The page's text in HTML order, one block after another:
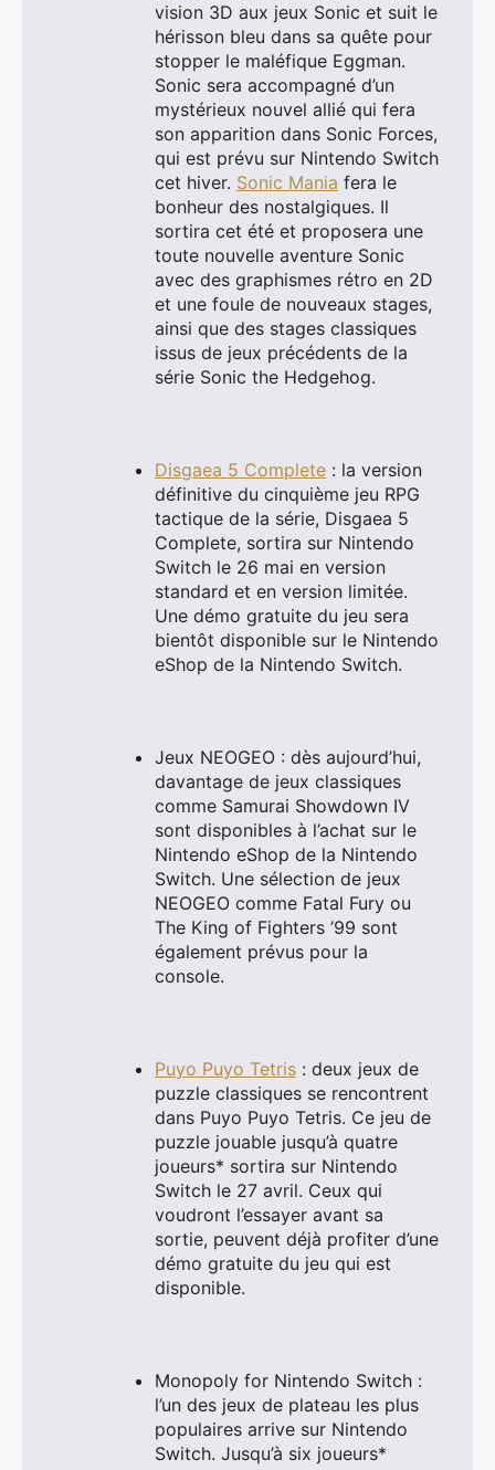
vision 3D aux jeux Sonic et suit le
hérisson bleu dans sa quête pour
stopper le maléfique Eggman.
Sonic sera accompagné d’un
mystérieux nouvel allié qui fera
son apparition dans Sonic Forces,
qui est prévu sur Nintendo Switch
cet hiver. Sonic Mania fera le
bonheur des nostalgiques. Il
sortira cet été et proposera une
toute nouvelle aventure Sonic
avec des graphismes rétro en 2D
et une foule de nouveaux stages,
ainsi que des stages classiques
issus de jeux précédents de la
série Sonic the Hedgehog.
Disgaea 5 Complete : la version
définitive du cinquième jeu RPG
tactique de la série, Disgaea 5
Complete, sortira sur Nintendo
Switch le 26 mai en version
standard et en version limitée.
Une démo gratuite du jeu sera
bientôt disponible sur le Nintendo
eShop de la Nintendo Switch.
Jeux NEOGEO : dès aujourd’hui,
davantage de jeux classiques
comme Samurai Showdown IV
sont disponibles à l’achat sur le
Nintendo eShop de la Nintendo
Switch. Une sélection de jeux
NEOGEO comme Fatal Fury ou
The King of Fighters ’99 sont
également prévus pour la
console.
Puyo Puyo Tetris : deux jeux de
puzzle classiques se rencontrent
dans Puyo Puyo Tetris. Ce jeu de
puzzle jouable jusqu’à quatre
joueurs* sortira sur Nintendo
Switch le 27 avril. Ceux qui
voudront l’essayer avant sa
sortie, peuvent déjà profiter d’une
démo gratuite du jeu qui est
disponible.
Monopoly for Nintendo Switch :
l’un des jeux de plateau les plus
populaires arrive sur Nintendo
Switch. Jusqu’à six joueurs*